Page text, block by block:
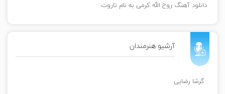
دانلود آهنگ روح الله کرمی به نام تاروت
آرشیو هنرمندان
گرشا رضایی